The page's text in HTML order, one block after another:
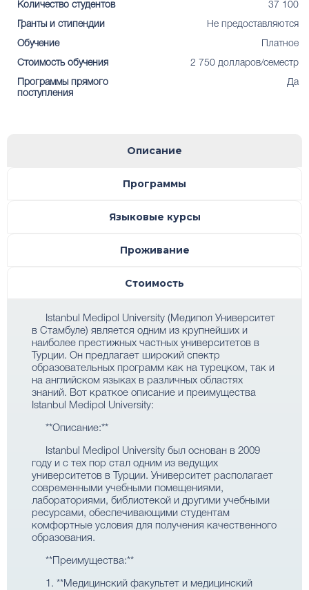
Количество студентов 37 100
Гранты и стипендии Не предоставляются
Обучение Платное
Стоимость обучения 2 750 долларов/семестр
Программы прямого
поступления
Да
Описание
Программы
Языковые курсы
Проживание
Стоимость
Istanbul Medipol University (Медипол Университет
в Стамбуле) является одним из крупнейших и
наиболее престижных частных университетов в
Турции. Он предлагает широкий спектр
образовательных программ как на турецком, так и
на английском языках в различных областях
знаний. Вот краткое описание и преимущества
Istanbul Medipol University:
**Описание:**
Istanbul Medipol University был основан в 2009
году и с тех пор стал одним из ведущих
университетов в Турции. Университет располагает
современными учебными помещениями,
лабораториями, библиотекой и другими учебными
ресурсами, обеспечивающими студентам
комфортные условия для получения качественного
образования.
**Преимущества:**
1. **Медицинский факультет и медицинский